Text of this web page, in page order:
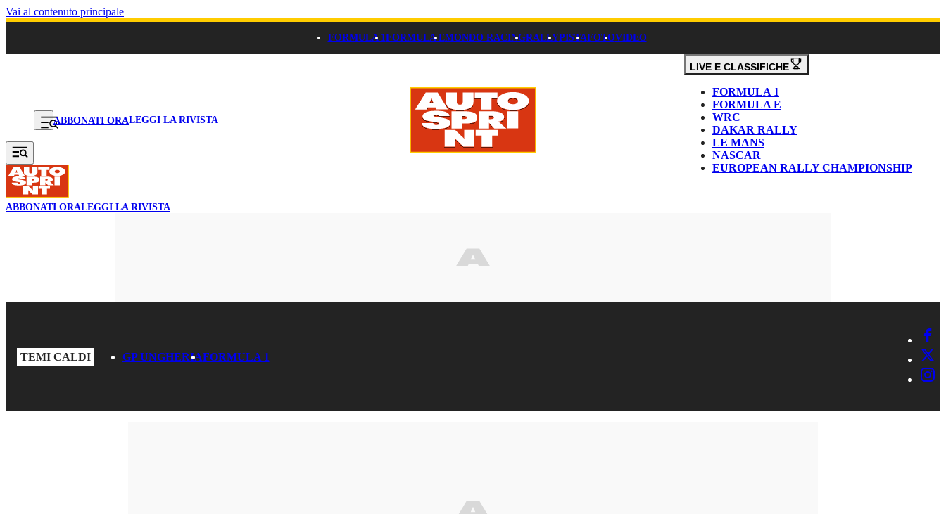
Vai al contenuto principale
FORMULA 1FORMULA EMONDO RACINGRALLYPISTAFOTOVIDEO
ABBONATI ORALEGGI LA RIVISTA
LIVE E CLASSIFICHE
FORMULA 1
FORMULA E
WRC
DAKAR RALLY
LE MANS
NASCAR
EUROPEAN RALLY CHAMPIONSHIP
ABBONATI ORALEGGI LA RIVISTA
TEMI CALDI GP UNGHERIAFORMULA 1